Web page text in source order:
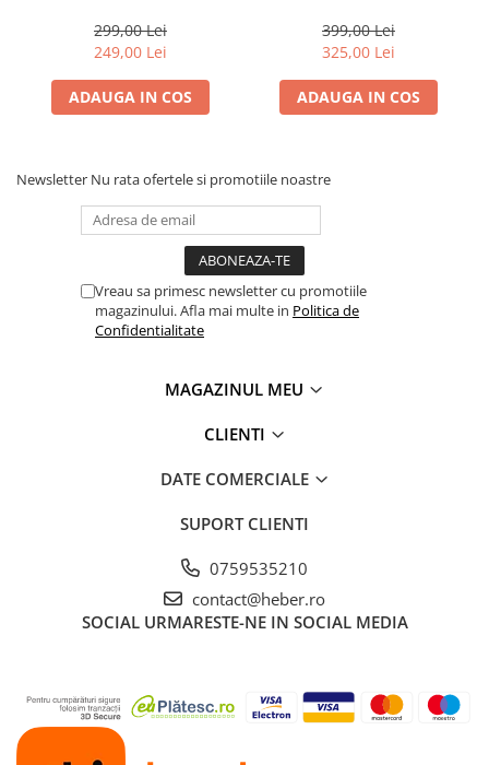
299,00 Lei
249,00 Lei
ADAUGA IN COS
399,00 Lei
325,00 Lei
ADAUGA IN COS
Newsletter Nu rata ofertele si promotiile noastre
Vreau sa primesc newsletter cu promotiile
magazinului. Afla mai multe in Politica de
Confidentialitate
MAGAZINUL MEU
CLIENTI
DATE COMERCIALE
SUPORT CLIENTI
0759535210
contact@heber.ro
SOCIAL URMARESTE-NE IN SOCIAL MEDIA